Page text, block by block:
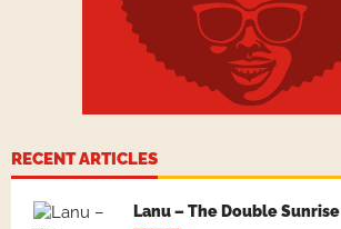
RECENT ARTICLES
Lanu – The Double Sunrise